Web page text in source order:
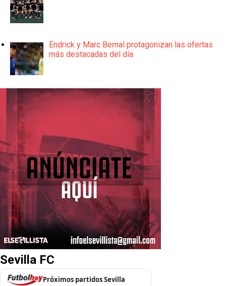
Endrick y Marc Bernal protagonizan las ofertas
más destacadas del día
Sevilla FC